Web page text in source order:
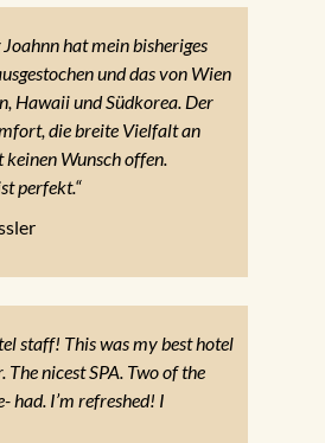
hat mein bisheriges
und das von Wien
Hawaii und Südkorea. Der
die breite Vielfalt an
keinen Wunsch offen.
perfekt.“
staff! This was my best hotel
The nicest SPA. Two of the
had. I’m refreshed! I